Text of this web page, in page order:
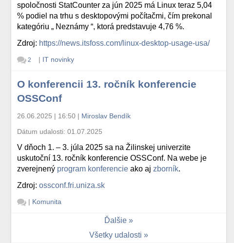
spoločnosti StatCounter za jún 2025 má Linux teraz 5,04
% podiel na trhu s desktopovými počítačmi, čím prekonal
kategóriu „ Neznámy “, ktorá predstavuje 4,76 %.
Zdroj: https://news.itsfoss.com/linux-desktop-usage-usa/
2 | IT novinky
O konferencii 13. ročník konferencie
OSSConf
26.06.2025 | 16:50 | Miroslav Bendík
Dátum udalosti:01.07.2025
V dňoch 1. – 3. júla 2025 sa na Žilinskej univerzite
uskutoční 13. ročník konferencie OSSConf. Na webe je
zverejnený program konferencie ako aj zborník.
Zdroj:ossconf.fri.uniza.sk
| Komunita
Ďalšie
Všetky udalosti